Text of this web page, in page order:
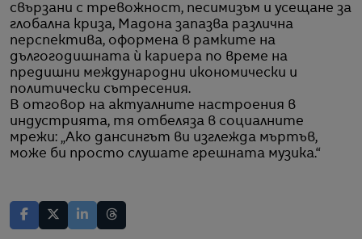
свързани с тревожност, песимизъм и усещане за
глобална криза, Мадона запазва различна
перспектива, оформена в рамките на
дългогодишната ѝ кариера по време на
предишни международни икономически и
политически сътресения.
В отговор на актуалните настроения в
индустрията, тя отбеляза в социалните
мрежи: „Ако дансингът ви изглежда мъртъв,
може би просто слушате грешната музика.“